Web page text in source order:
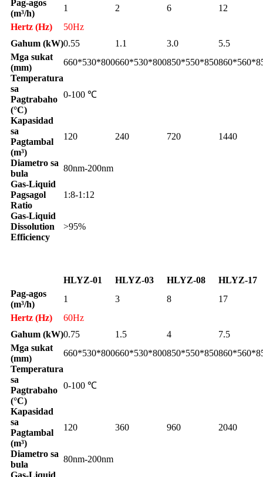
Pag-agos
(m³/h)
1 2 6
12
Hertz (Hz)
50Hz
Gahum (kW)0.55 1.1 3.0
5.5
Mga sukat
(mm)
660*530*800660*530*800850*550*850
Temperatura
sa
Pagtrabaho
(°C)
0-100 ℃
Kapasidad
sa
Pagtambal
(m³)
120 240 720 1440
Diametro sa
bula
80nm-200nm
Gas-Liquid
Pagsagol
Ratio
1:8-1:12
Gas-Liquid
Dissolution
Efficiency
>95%
HLYZ-01 HLYZ-03 HLYZ-08
HLYZ-17
Pag-agos
(m³/h)
1 3 8
17
Hertz (Hz)
60Hz
Gahum (kW)0.75 1.5 4
7.5
Mga sukat
(mm)
660*530*800660*530*800850*550*850
Temperatura
sa
Pagtrabaho
(°C)
0-100 ℃
Kapasidad
sa
Pagtambal
(m³)
120 360 960 2040
Diametro sa
bula
80nm-200nm
Gas-Liquid